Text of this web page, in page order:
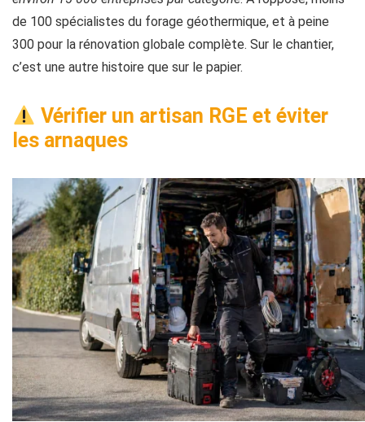
de 100 spécialistes du forage géothermique, et à peine
300 pour la rénovation globale complète. Sur le chantier,
c’est une autre histoire que sur le papier.
Vérifier un artisan RGE et éviter
les arnaques